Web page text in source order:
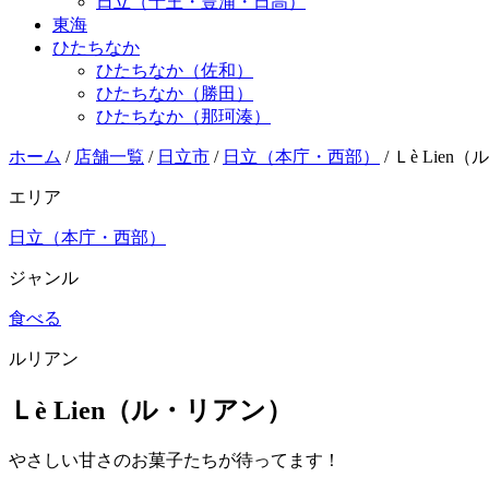
東海
ひたちなか
ひたちなか（佐和）
ひたちなか（勝田）
ひたちなか（那珂湊）
ホーム / 店舗一覧 / 日立市 / 日立（本庁・西部） / Ｌè Lien（
エリア
日立（本庁・西部）
ジャンル
食べる
ルリアン
Ｌè Lien（ル・リアン）
やさしい甘さのお菓子たちが待ってます！